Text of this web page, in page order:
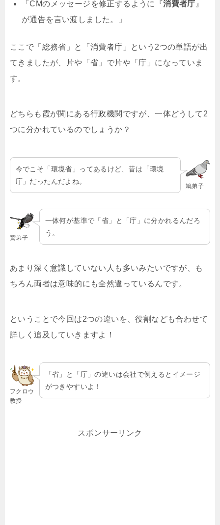
「CMのメッセージを修正するように『消費者庁 』
が通告を言い渡しました。」
ここで「総務省」と「消費者庁」という2つの単語が出
てきましたが、片や「省」で片や「庁」になっていま
す。
どちらも霞が関にある行政機関ですが、一体どうして2
つに分かれているのでしょうか？
鳩弟子
今でこそ「環境省」ってあるけど、昔は「環境
庁」だったんだよね。
鷲弟子
一体何が基準で「省」と「庁」に分かれるんだろ
う。
あまり深く意識していない人も多いみたいですが、も
ちろん両者は意味的にも全然違っているんです。
ということで今回は2つの違いを、役割なども合わせて
詳しく追及していきますよ！
フクロウ
教授
「省」と「庁」の違いは会社で例えるとイメージ
がつきやすいよ！
スポンサーリンク